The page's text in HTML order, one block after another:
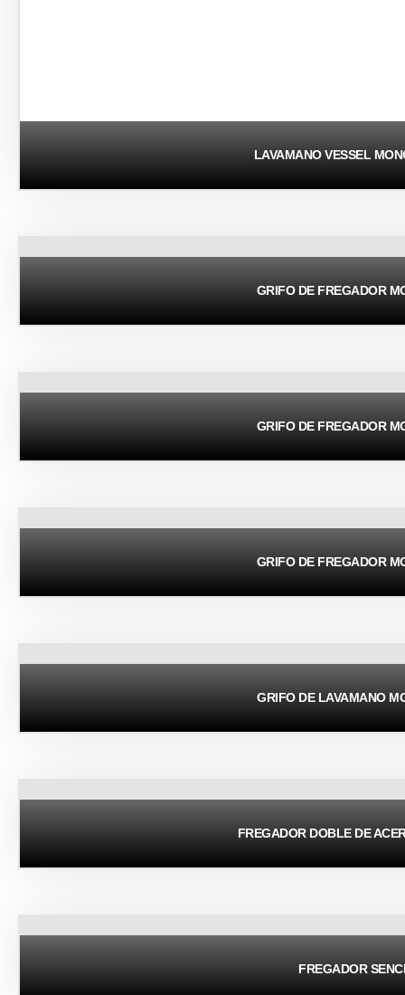
LAVAMANO VESSEL
GRIFO DE FREGADOR
GRIFO DE FREGADOR
GRIFO DE FREGADOR
GRIFO DE LAVAMANO
FREGADOR DOBLE DE
FREGADOR